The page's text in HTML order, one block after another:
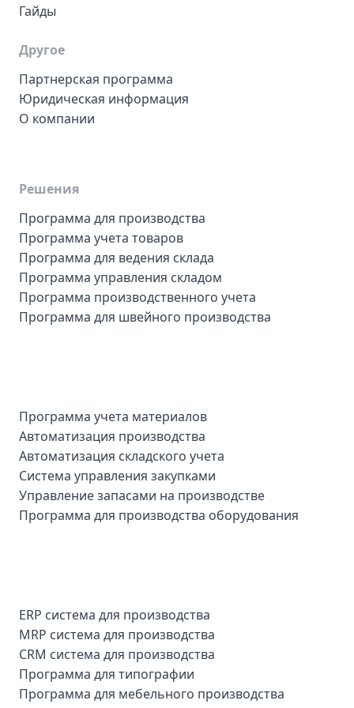
Гайды
Другое
Партнерская программа
Юридическая информация
О компании
Решения
Программа для производства
Программа учета товаров
Программа для ведения склада
Программа управления складом
Программа производственного учета
Программа для швейного производства
Программа учета материалов
Автоматизация производства
Автоматизация складского учета
Система управления закупками
Управление запасами на производстве
Программа для производства оборудования
ERP система для производства
MRP система для производства
CRM система для производства
Программа для типографии
Программа для мебельного производства